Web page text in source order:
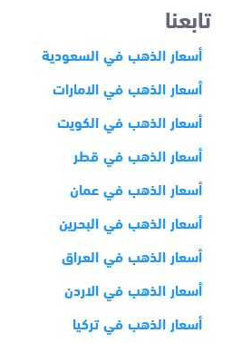
تابعنا
أسعار الذهب في السعودية
أسعار الذهب في الامارات
أسعار الذهب في الكويت
أسعار الذهب في قطر
أسعار الذهب في عمان
أسعار الذهب في البحرين
أسعار الذهب في العراق
أسعار الذهب في الاردن
أسعار الذهب في تركيا